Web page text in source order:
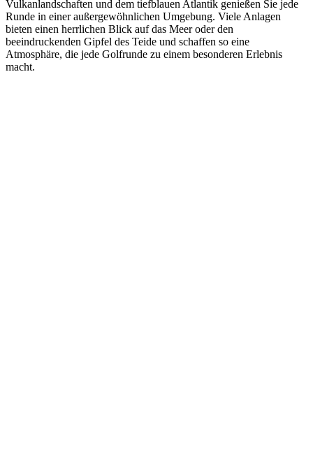
Vulkanlandschaften und dem tiefblauen Atlantik genießen Sie jede
Runde in einer außergewöhnlichen Umgebung. Viele Anlagen
bieten einen herrlichen Blick auf das Meer oder den
beeindruckenden Gipfel des Teide und schaffen so eine
Atmosphäre, die jede Golfrunde zu einem besonderen Erlebnis
macht.